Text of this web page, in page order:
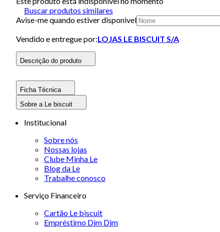
Buscar produtos similares
Avise-me quando estiver disponivel
Vendido e entregue por:LOJAS LE BISCUIT S/A
Descrição do produto
Ficha Técnica
Sobre a Le biscuit
Institucional
Sobre nós
Nossas lojas
Clube Minha Le
Blog da Le
Trabalhe conosco
Serviço Financeiro
Cartão Le biscuit
Empréstimo Dim Dim